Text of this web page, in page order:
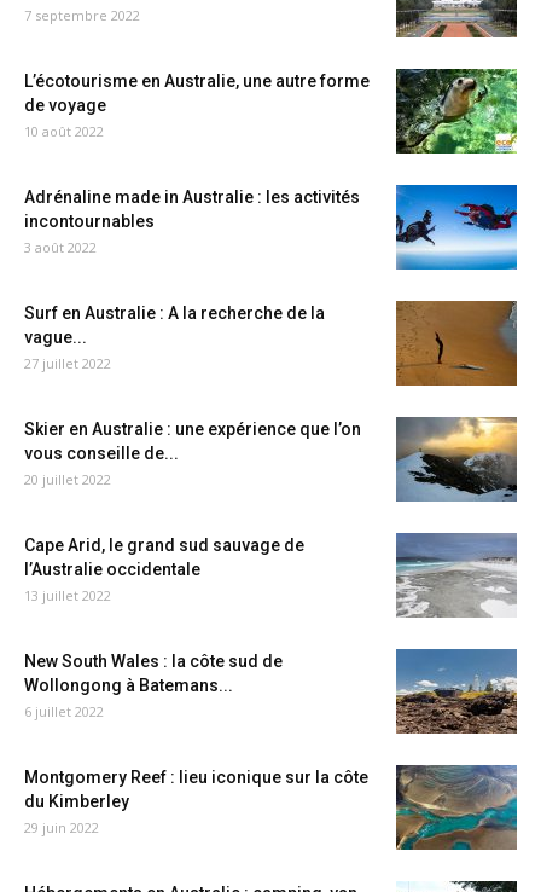
7 septembre 2022
L’écotourisme en Australie, une autre forme
de voyage
10 août 2022
Adrénaline made in Australie : les activités
incontournables
3 août 2022
Surf en Australie : A la recherche de la
vague...
27 juillet 2022
Skier en Australie : une expérience que l’on
vous conseille de...
20 juillet 2022
Cape Arid, le grand sud sauvage de
l’Australie occidentale
13 juillet 2022
New South Wales : la côte sud de
Wollongong à Batemans...
6 juillet 2022
Montgomery Reef : lieu iconique sur la côte
du Kimberley
29 juin 2022